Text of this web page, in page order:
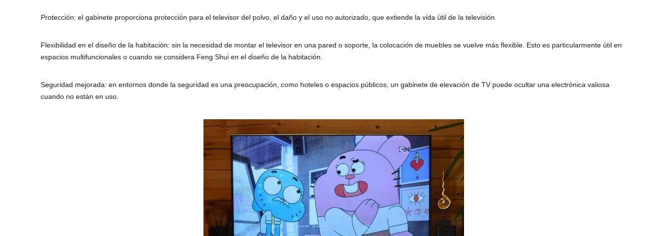
Protección: el gabinete proporciona protección para el televisor del polvo, el daño y el uso no autorizado, que extiende la vida útil de la televisión.
Flexibilidad en el diseño de la habitación: sin la necesidad de montar el televisor en una pared o soporte, la colocación de muebles se vuelve más flexible. Esto es particularmente útil en
espacios multifuncionales o cuando se considera Feng Shui en el diseño de la habitación.
Seguridad mejorada: en entornos donde la seguridad es una preocupación, como hoteles o espacios públicos, un gabinete de elevación de TV puede ocultar una electrónica valiosa
cuando no están en uso.